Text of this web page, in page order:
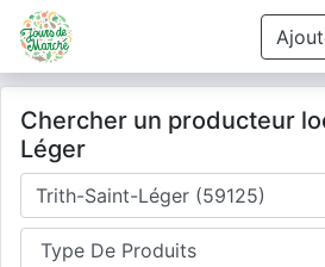
Chercher un producteur
Léger